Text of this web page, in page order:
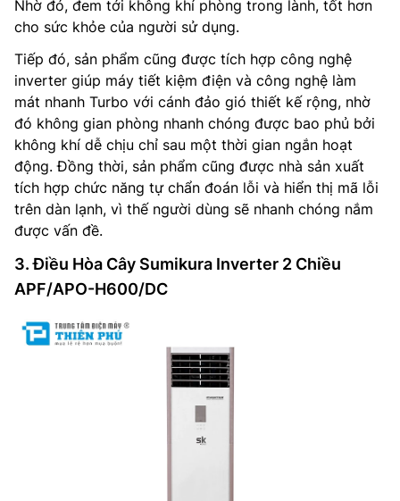
Nhờ đó, đem tới không khí phòng trong lành, tốt hơn
cho sức khỏe của người sử dụng.
Tiếp đó, sản phẩm cũng được tích hợp công nghệ
inverter giúp máy tiết kiệm điện và công nghệ làm
mát nhanh Turbo với cánh đảo gió thiết kế rộng, nhờ
đó không gian phòng nhanh chóng được bao phủ bởi
không khí dễ chịu chỉ sau một thời gian ngắn hoạt
động. Đồng thời, sản phẩm cũng được nhà sản xuất
tích hợp chức năng tự chẩn đoán lỗi và hiển thị mã lỗi
trên dàn lạnh, vì thế người dùng sẽ nhanh chóng nắm
được vấn đề.
3. Điều Hòa Cây Sumikura Inverter 2 Chiều
APF/APO-H600/DC